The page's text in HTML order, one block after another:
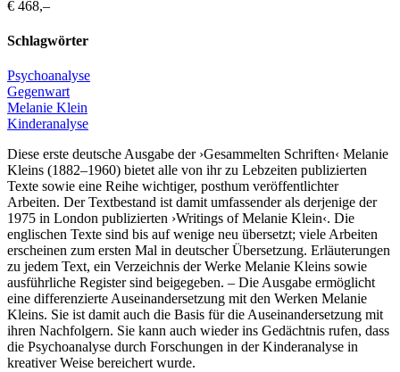
€ 468,–
Schlagwörter
Psychoanalyse
Gegenwart
Melanie Klein
Kinderanalyse
Diese erste deutsche Ausgabe der ›Gesammelten Schriften‹ Melanie
Kleins (1882–1960) bietet alle von ihr zu Lebzeiten publizierten
Texte sowie eine Reihe wichtiger, posthum veröffentlichter
Arbeiten. Der Textbestand ist damit umfassender als derjenige der
1975 in London publizierten ›Writings of Melanie Klein‹. Die
englischen Texte sind bis auf wenige neu übersetzt; viele Arbeiten
erscheinen zum ersten Mal in deutscher Übersetzung. Erläuterungen
zu jedem Text, ein Verzeichnis der Werke Melanie Kleins sowie
ausführliche Register sind beigegeben. – Die Ausgabe ermöglicht
eine differenzierte Auseinandersetzung mit den Werken Melanie
Kleins. Sie ist damit auch die Basis für die Auseinandersetzung mit
ihren Nachfolgern. Sie kann auch wieder ins Gedächtnis rufen, dass
die Psychoanalyse durch Forschungen in der Kinderanalyse in
kreativer Weise bereichert wurde.